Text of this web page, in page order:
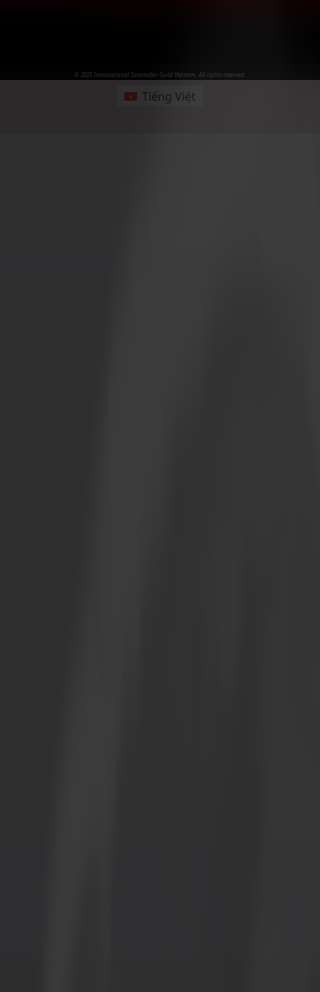
© 2025 International Sommelier Guild Vietnam. All rights reserved.
Tiếng Việt